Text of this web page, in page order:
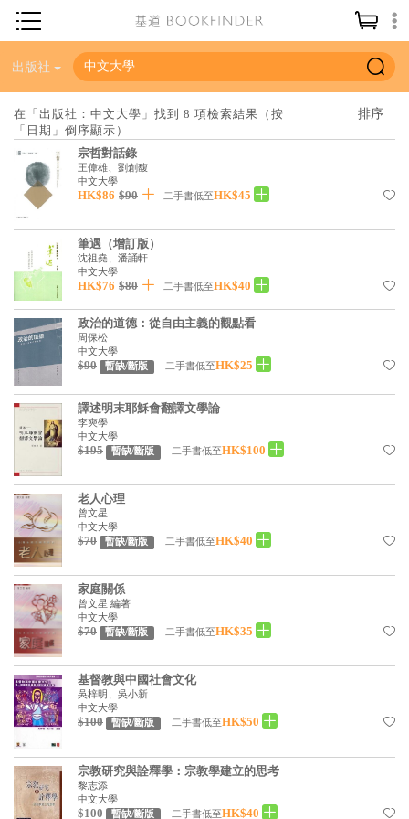
神學／教義
聖經
信仰入門
教會歷史
靈修／禱告
信徒生活
教會事工
分齡牧養
社會／倫理
哲學／宗教比較
見證／傳記
文藝／勵志
童書
精選影音
禮品專區
得獎作品推介
中文二手書
英文二手書
精選英文書
電子書
出版社
在「出版社：中文大學」找到 8 項檢索結果（按
「日期」倒序顯示）
宗哲對話錄
王偉雄、劉創馥
中文大學
HK$86 $90 二手書低至HK$45
筆遇（增訂版）
沈祖堯、潘誦軒
中文大學
HK$76 $80 二手書低至HK$40
政治的道德：從自由主義的觀點看
周保松
中文大學
$90 暫缺/斷版 二手書低至HK$25
譯述明末耶穌會翻譯文學論
李奭學
中文大學
$195 暫缺/斷版 二手書低至HK$100
老人心理
曾文星
中文大學
$70 暫缺/斷版 二手書低至HK$40
家庭關係
曾文星 編著
中文大學
$70 暫缺/斷版 二手書低至HK$35
基督教與中國社會文化
吳梓明、吳小新
中文大學
$100 暫缺/斷版 二手書低至HK$50
宗教研究與詮釋學：宗教學建立的思考
黎志添
中文大學
$100 暫缺/斷版 二手書低至HK$40